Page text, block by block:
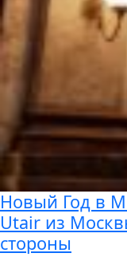
Новый Год в
Utair из
стороны